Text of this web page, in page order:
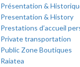
Présentation &
Presentation & History
Prestations d’accueil
Private transportation
Public Zone Boutiques
Raiatea